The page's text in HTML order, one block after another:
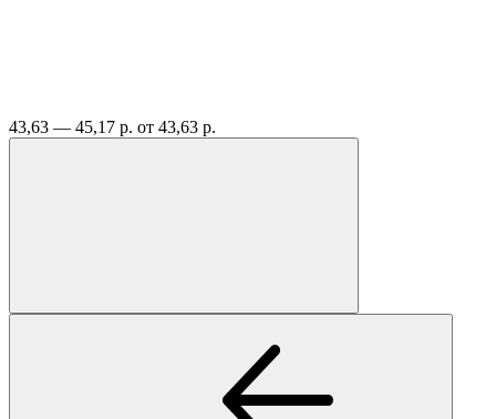
43,63 — 45,17 р. от 43,63 р.